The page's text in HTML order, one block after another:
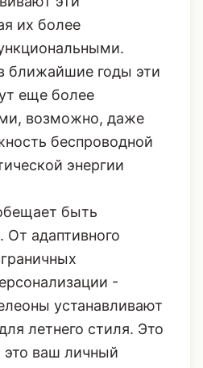
их более
ближайшие годы эти
еще более
возможно, даже
беспроводной
энергии
быть
адаптивного
-
устанавливают
летнего стиля. Это
это ваш личный